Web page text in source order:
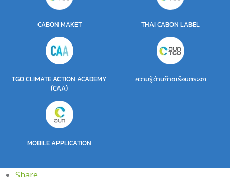
CABON MAKET THAI CABON LABEL
TGO CLIMATE ACTION ACADEMY
(CAA)
ความรู้ด้านก๊าซเรือนกระจก
MOBILE APPLICATION